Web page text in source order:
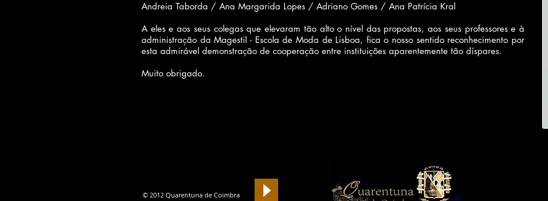
Andreia Taborda / Ana Margarida Lopes / Adriano Gomes / Ana Patrícia Kral
A eles e aos seus colegas que elevaram tão alto o nível das propostas, aos seus professores e à
administração da Magestil - Escola de Moda de Lisboa, fica o nosso sentido reconhecimento por
esta admirável demonstração de cooperação entre instituições aparentemente tão díspares.
Muito obrigado.
© 2012 Quarentuna de Coimbra Siga-nos em